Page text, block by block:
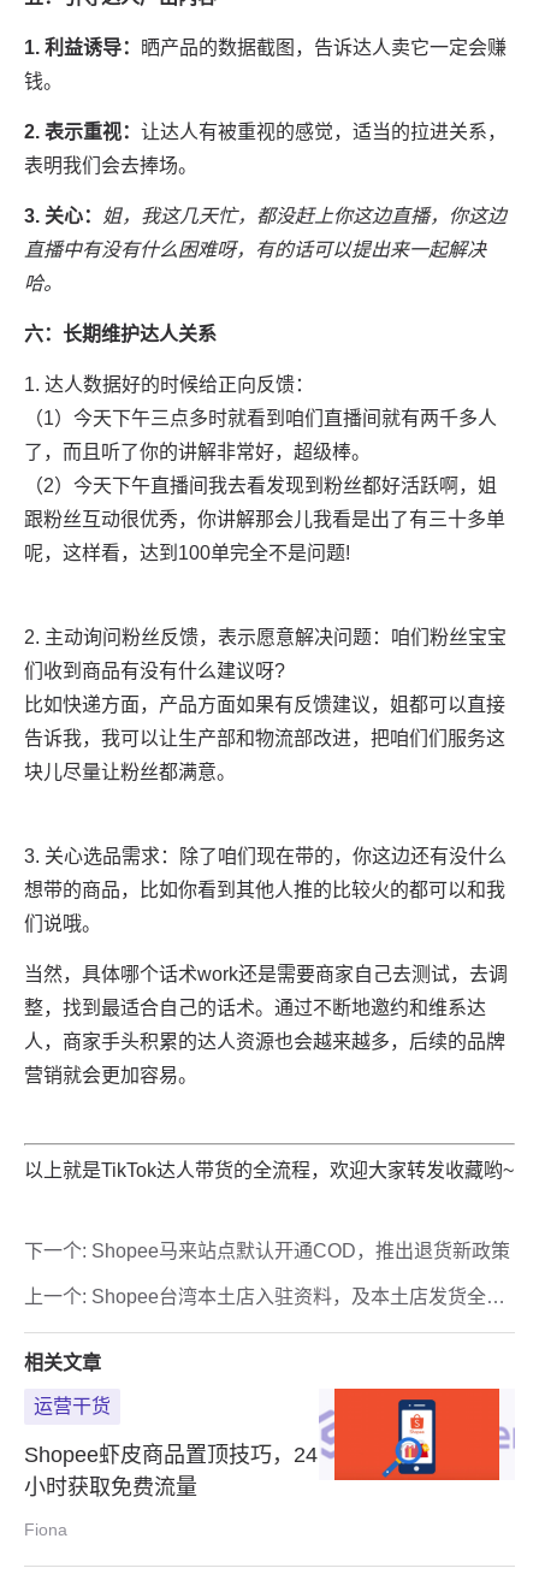
上一个: Shopee台湾本土店入驻资料，及本土店发货全流
下一个: Shopee马来站点默认开通COD，推出退货新政策
相关文章
运营干货
Shopee虾皮商品置顶技巧，24
小时获取免费流量
Fiona